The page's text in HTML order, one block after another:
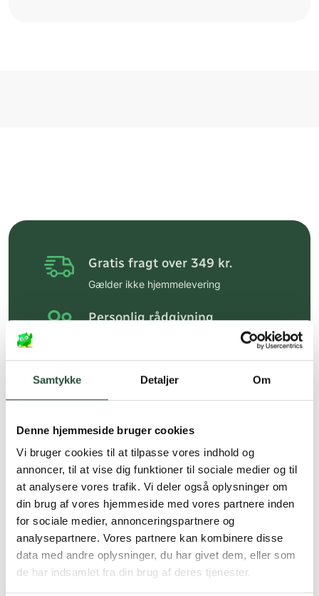
Samtykke Detaljer Om
Denne hjemmeside bruger cookies
Vi bruger cookies til at tilpasse vores indhold og
annoncer, til at vise dig funktioner til sociale medier og til
at analysere vores trafik. Vi deler også oplysninger om
din brug af vores hjemmeside med vores partnere inden
for sociale medier, annonceringspartnere og
analysepartnere. Vores partnere kan kombinere disse
data med andre oplysninger, du har givet dem, eller som
de har indsamlet fra din brug af deres tjenester.
Gratis fragt over 349 kr.
Gælder ikke hjemmelevering
Personlig rådgivning
Hurtig levering (30 min. i Kbh)
Faste lave priser*
*Gælder ikke ernæringsprodukter.
Stort udvalg af kendte
produkter
Vi tilbyder et stort udvalg af kendte
cremer, vitaminer og andre spændende
produkter – altid til fast lav pris.
Læs mere om Uglecare.dk her